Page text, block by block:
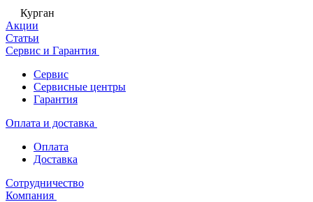
Курган
Акции
Статьи
Сервис и Гарантия
Сервис
Сервисные центры
Гарантия
Оплата и доставка
Оплата
Доставка
Сотрудничество
Компания